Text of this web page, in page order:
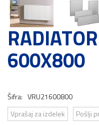
600X800
Šifra: VRU21600800
Vprašaj za izdelek
Pošlji